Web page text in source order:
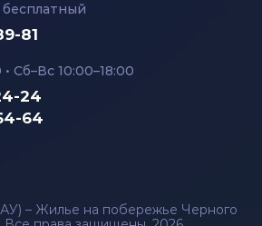
81
Сб–Вс 10:00–18:00
24
64
– Жилье на побережье Черного